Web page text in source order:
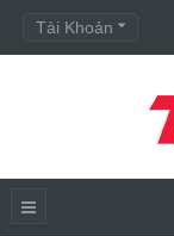
Tài Khoản